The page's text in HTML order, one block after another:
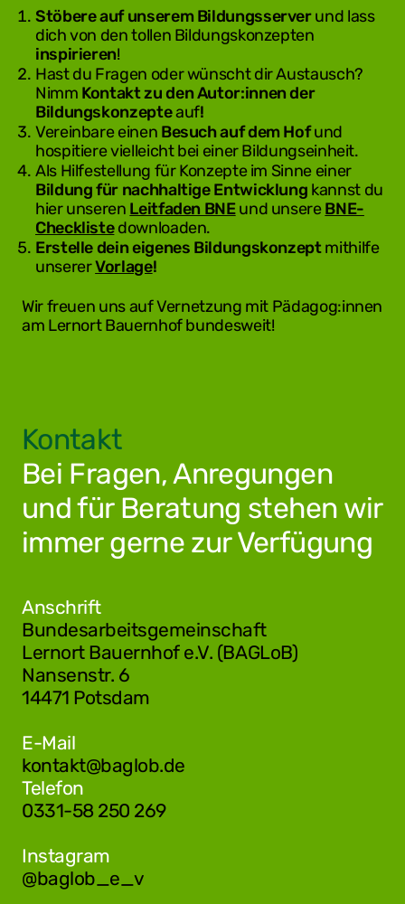
Stöbereauf unserem Bildungsserverund lass
dich von den tollen Bildungskonzepten
inspirieren!
Hast du Fragen oder wünscht dir Austausch?
Nimm Kontakt zu den Autor:innen der
Bildungskonzepteauf!
Vereinbare einen Besuch auf dem Hofund
hospitiere vielleicht bei einer Bildungseinheit.
Als Hilfestellung für Konzepte im Sinne einer
Bildung für nachhaltige Entwicklung kannst du
hier unseren Leitfaden BNEund unsereBNE-
Checklistedownloaden.
Erstelle dein eigenes Bildungskonzeptmithilfe
unsererVorlage!
Wir freuen uns auf Vernetzung mit Pädagog:innen
am Lernort Bauernhof bundesweit!
Kontakt
Bei Fragen, Anregungen
und für Beratung stehen wir
immer gerne zur Verfügung
Anschrift
Bundesarbeitsgemeinschaft
Lernort Bauernhof e.V. (BAGLoB)
Nansenstr. 6
14471 Potsdam
E-Mail
kontakt@baglob.de
Telefon
0331-58 250 269
Instagram
@baglob_e_v